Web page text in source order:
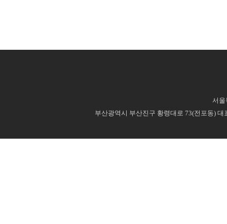
서울
부산광역시 부산진구 황령대로 73(전포동) 대